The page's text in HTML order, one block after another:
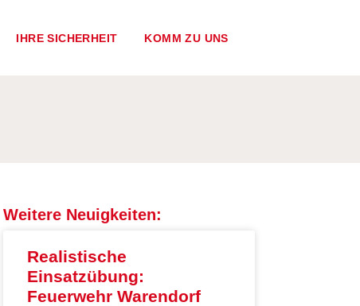
IHRE SICHERHEIT KOMM ZU UNS
Weitere Neuigkeiten:
Realistische
Einsatzübung:
Feuerwehr Warendorf